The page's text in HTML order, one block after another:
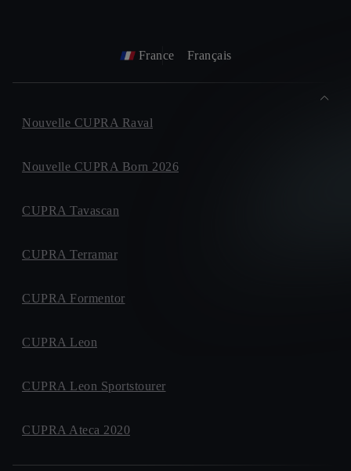
France Français
Nouvelle CUPRA Raval
Nouvelle CUPRA Born 2026
CUPRA Tavascan
CUPRA Terramar
CUPRA Formentor
CUPRA Leon
CUPRA Leon Sportstourer
CUPRA Ateca 2020